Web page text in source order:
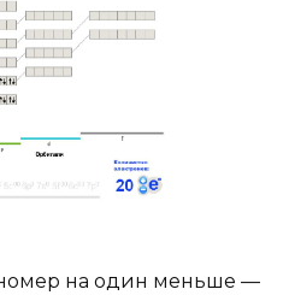
на один меньше —